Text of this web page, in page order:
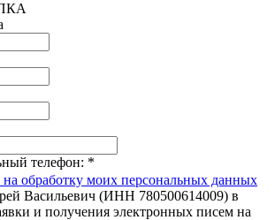
телефон: *
на обработку моих персональных данных
Васильевич (ИНН 780500614009) в
и получения электронных писем на